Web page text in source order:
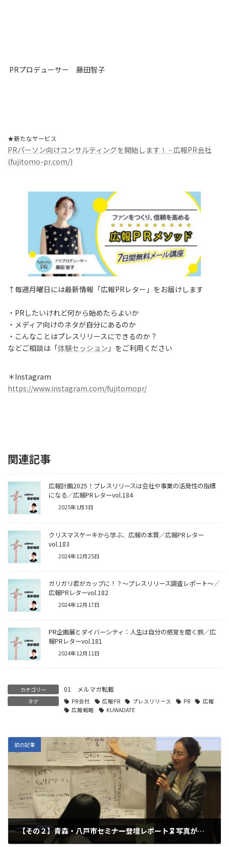
PRプロデューサー 藤田智子
★新たなサービス
PRパーソン向けコンサルティングを開始します！ - 広報PR会社
(fujitomo-pr.com/)
↑毎週月曜日には最新情報「広報PRレター」をお届けします
・PRしたいけれど何から始めたらよいか
・メディア向けのネタが自分にあるのか
・こんなことはプレスリリースにできるのか？
などご相談は「体験セッション 」をご利用ください
＊Instagram
https://www.instagram.com/fujitomopr/
関連記事
広報計画2025！プレスリリースは会社や事業の活発性の指標
になる／広報PRレターvol.184
2025年1月3日
クリスマスケーキから学ぶ、広報の本質／広報PRレター
vol.183
2024年12月25日
ガリガリ君がカップに！？～プレスリリース調査レポート～／
広報PRレターvol.182
2024年12月17日
PR企画展とダイバーシティ：人生は自分の感覚を磨く旅／広
報PRレターvol.181
2024年12月11日
カテゴリー 01 メルマガ転載
タグ PR会社 広報PR プレスリリース PR
広報
広報戦略
KUWADATE
前の記事
【その２】青森・八戸市セミナー登壇レポート🦑写真が届きました！